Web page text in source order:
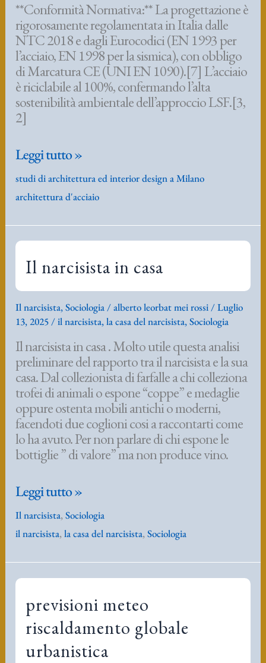
**Conformità Normativa:** La progettazione è
rigorosamente regolamentata in Italia dalle
NTC 2018 e dagli Eurocodici (EN 1993 per
l’acciaio, EN 1998 per la sismica), con obbligo
di Marcatura CE (UNI EN 1090).[7] L’acciaio
è riciclabile al 100%, confermando l’alta
sostenibilità ambientale dell’approccio LSF.[3,
2]
Report
Tecnico
Economico
Sull’Edilizia
in
Acciaio
Leggi tutto »
studi di architettura ed interior design a Milano
architettura d'acciaio
Il narcisista in casa
Il narcisista,Sociologia/alberto leorbat mei rossi/Luglio
13, 2025/il narcisista,la casa del narcisista,Sociologia
Il narcisista in casa . Molto utile questa analisi
preliminare del rapporto tra il narcisista e la sua
casa. Dal collezionista di farfalle a chi colleziona
trofei di animali o espone “coppe” e medaglie
oppure ostenta mobili antichi o moderni,
facendoti due coglioni cosi a raccontarti come
lo ha avuto. Per non parlare di chi espone le
bottiglie ” di valore” ma non produce vino.
Il
narcisista
in
casa
Leggi tutto »
Il narcisista,Sociologia
il narcisista,la casa del narcisista,Sociologia
previsioni meteo
riscaldamento globale
urbanistica